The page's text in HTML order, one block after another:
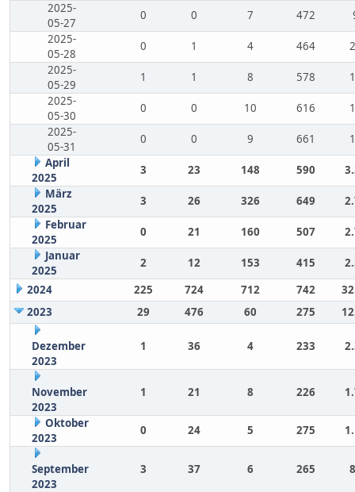
2025-
05-27
0 0 7 472
2025-
05-28
0 1 4 464
2025-
05-29
1 1 8 578
2025-
05-30
0 0 10 616
2025-
05-31
0 0 9 661
April
2025
3 23 148 590
März
2025
3 26 326 649
Februar
2025
0 21 160 507
Januar
2025
2 12 153 415
2024
225 724 712 742
2023
29 476 60 275
Dezember
2023
1 36 4 233
November
2023
1 21 8 226
Oktober
2023
0 24 5 275
September
2023
3 37 6 265